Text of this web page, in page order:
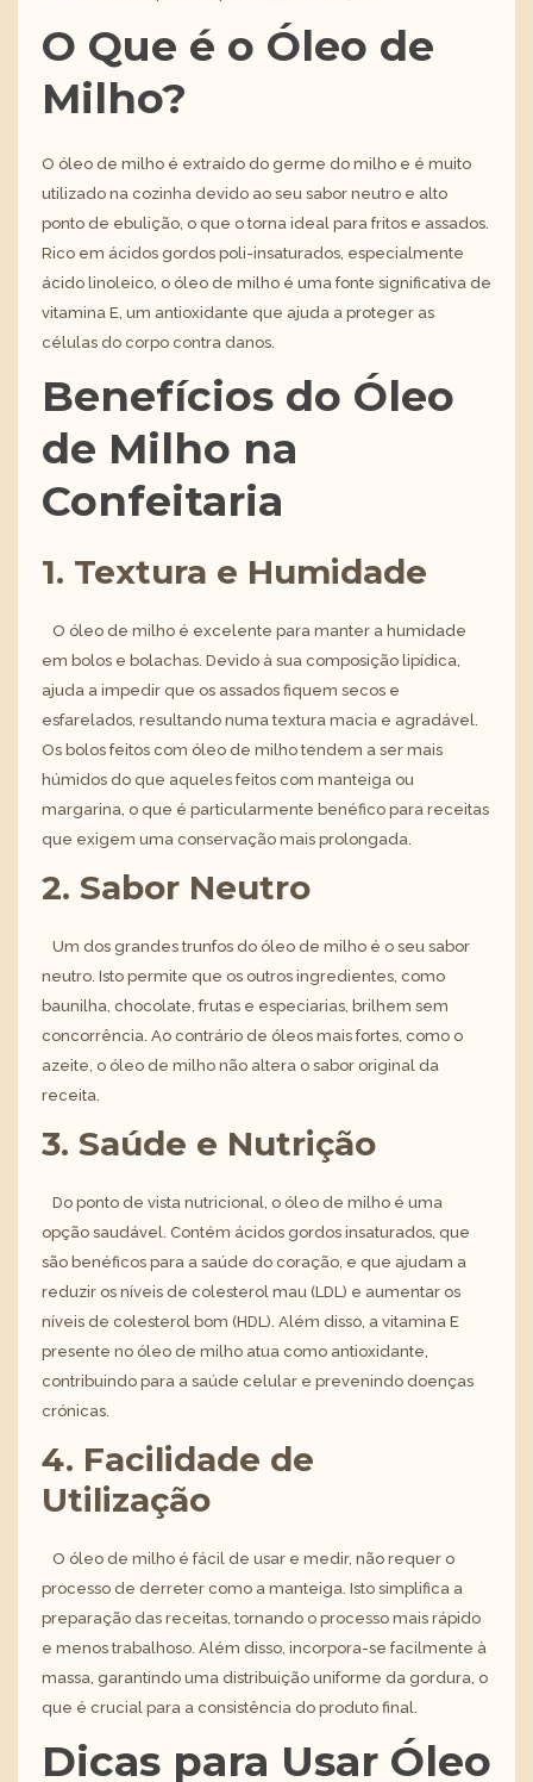
O Que é o Óleo de
Milho?
O óleo de milho é extraído do germe do milho e é muito
utilizado na cozinha devido ao seu sabor neutro e alto
ponto de ebulição, o que o torna ideal para fritos e assados.
Rico em ácidos gordos poli-insaturados, especialmente
ácido linoleico, o óleo de milho é uma fonte significativa de
vitamina E, um antioxidante que ajuda a proteger as
células do corpo contra danos.
Benefícios do Óleo
de Milho na
Confeitaria
1. Textura e Humidade
O óleo de milho é excelente para manter a humidade
em bolos e bolachas. Devido à sua composição lipídica,
ajuda a impedir que os assados fiquem secos e
esfarelados, resultando numa textura macia e agradável.
Os bolos feitos com óleo de milho tendem a ser mais
húmidos do que aqueles feitos com manteiga ou
margarina, o que é particularmente benéfico para receitas
que exigem uma conservação mais prolongada.
2. Sabor Neutro
Um dos grandes trunfos do óleo de milho é o seu sabor
neutro. Isto permite que os outros ingredientes, como
baunilha, chocolate, frutas e especiarias, brilhem sem
concorrência. Ao contrário de óleos mais fortes, como o
azeite, o óleo de milho não altera o sabor original da
receita.
3. Saúde e Nutrição
Do ponto de vista nutricional, o óleo de milho é uma
opção saudável. Contém ácidos gordos insaturados, que
são benéficos para a saúde do coração, e que ajudam a
reduzir os níveis de colesterol mau (LDL) e aumentar os
níveis de colesterol bom (HDL). Além disso, a vitamina E
presente no óleo de milho atua como antioxidante,
contribuindo para a saúde celular e prevenindo doenças
crónicas.
4. Facilidade de
Utilização
O óleo de milho é fácil de usar e medir, não requer o
processo de derreter como a manteiga. Isto simplifica a
preparação das receitas, tornando o processo mais rápido
e menos trabalhoso. Além disso, incorpora-se facilmente à
massa, garantindo uma distribuição uniforme da gordura, o
que é crucial para a consistência do produto final.
Dicas para Usar Óleo